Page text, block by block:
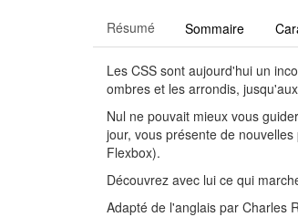
Résumé Sommaire
Les CSS sont aujourd'hui un
ombres et les arrondis,
Nul ne pouvait mieux vous
jour, vous présente de
Flexbox).
Découvrez avec lui ce qui
Adapté de l'anglais par Charles